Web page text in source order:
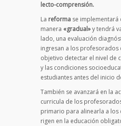
lecto-comprensión.
La reforma se implementará
manera «gradual»y tendrá
lado, una evaluación
ingresan a los profesorados
objetivo detectar el nivel de
y las condiciones
estudiantes antes del inicio
También se avanzará en la
curricula de los
primario para alinearla a los
rigen en la educación